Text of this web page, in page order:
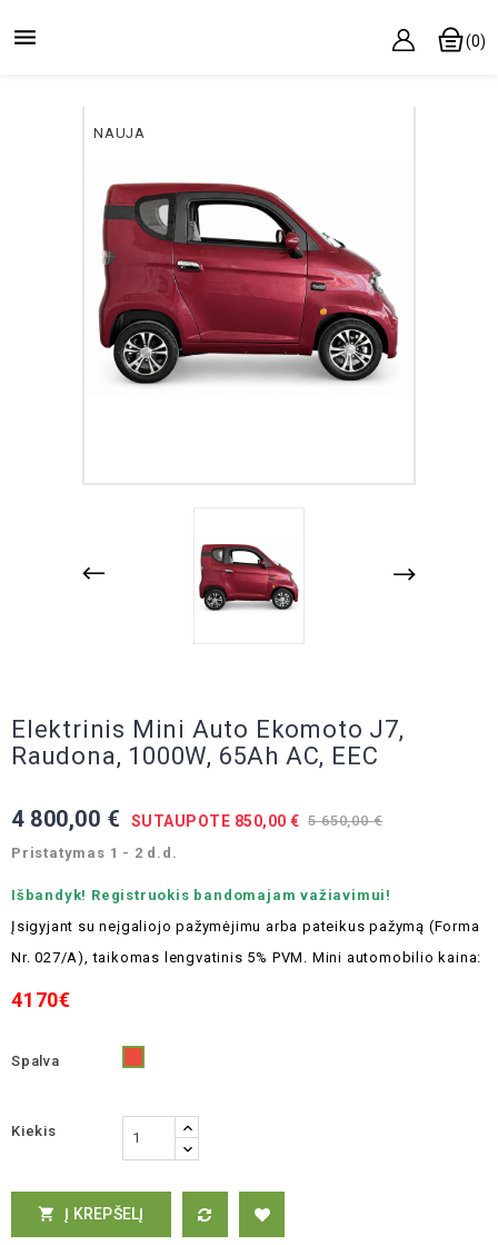
 (0)
NAUJA
Elektrinis Mini Auto Ekomoto J7,
Raudona, 1000W, 65Ah AC, EEC
4 800,00 € SUTAUPOTE 850,00 € 5 650,00 €
Pristatymas 1 - 2 d.d.
Išbandyk! Registruokis bandomajam važiavimui!
Įsigyjant su neįgaliojo pažymėjimu arba pateikus pažymą (Forma
Nr. 027/A), taikomas lengvatinis 5% PVM. Mini automobilio kaina:
4170€
Spalva
Kiekis
 Į KREPŠELĮ